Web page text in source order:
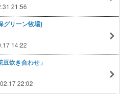
21:56
グリーン牧場]
14:22
菓「はなあわせ 花豆炊き合わせ」
22:02